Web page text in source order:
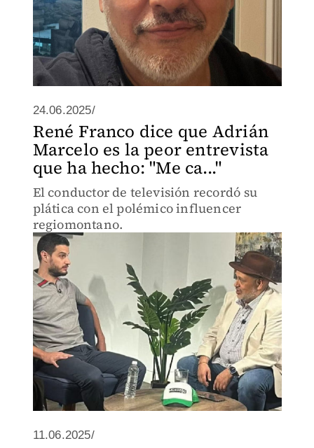
24.06.2025/
René Franco dice que Adrián
Marcelo es la peor entrevista
que ha hecho: "Me ca..."
El conductor de televisión recordó su
plática con el polémico influencer
regiomontano.
11.06.2025/